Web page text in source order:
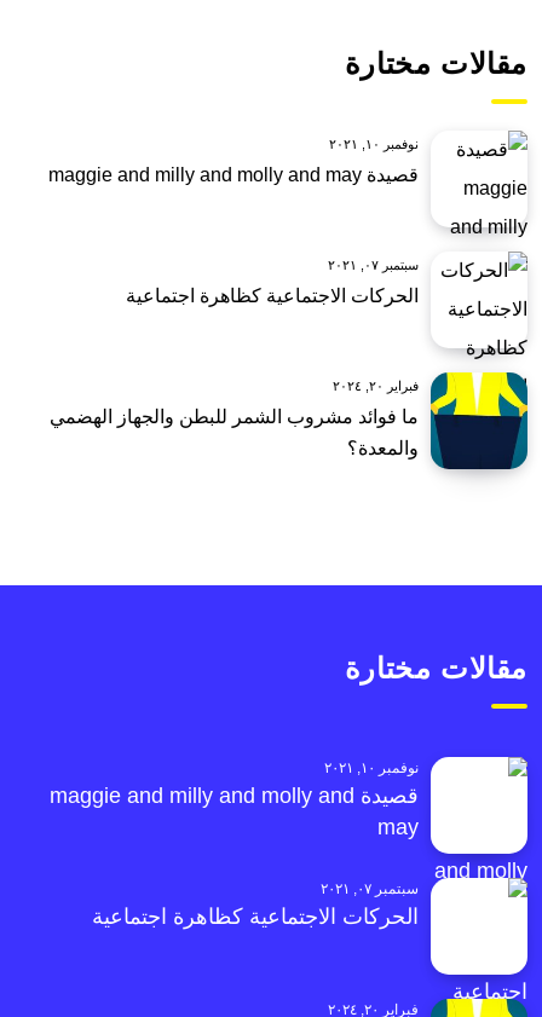
مقالات مختارة
نوفمبر ١٠, ٢٠٢١
قصيدة maggie and milly and molly and may
سبتمبر ٠٧, ٢٠٢١
الحركات الاجتماعية كظاهرة اجتماعية
فبراير ٢٠, ٢٠٢٤
ما فوائد مشروب الشمر للبطن والجهاز الهضمي
والمعدة؟
مقالات مختارة
نوفمبر ١٠, ٢٠٢١
قصيدة maggie and milly and molly and
may
سبتمبر ٠٧, ٢٠٢١
الحركات الاجتماعية كظاهرة اجتماعية
فبراير ٢٠, ٢٠٢٤